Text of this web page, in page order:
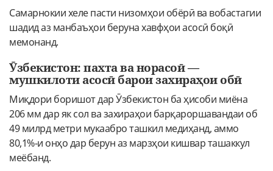
Самарнокии хеле пасти низомҳои обёрӣ ва вобастагии
шадид аз манбаъҳои беруна хавфҳои асосӣ боқӣ
мемонанд.
Ӯзбекистон: пахта ва норасоӣ —
мушкилоти асосӣ барои захираҳои обӣ
Миқдори боришот дар Ӯзбекистон ба ҳисоби миёна
206 мм дар як сол ва захираҳои барқароршавандаи об
49 милрд метри мукаабро ташкил медиҳанд, аммо
80,1%-и онҳо дар берун аз марзҳои кишвар ташаккул
меёбанд.